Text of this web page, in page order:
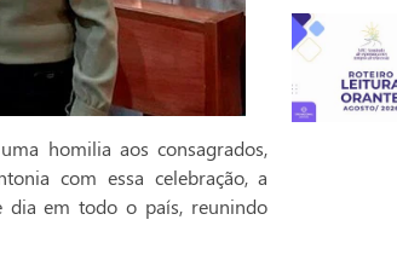
homilia aos consagrados,
com essa celebração, a
dia em todo o país, reunindo